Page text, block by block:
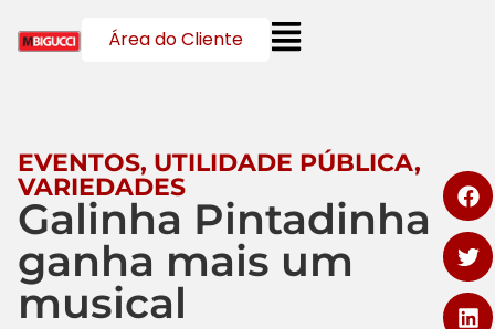
Área do Cliente
EVENTOS, UTILIDADE PÚBLICA,
VARIEDADES
Galinha Pintadinha
ganha mais um
musical